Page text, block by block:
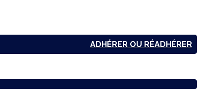
ADHÉRER OU RÉADHÉRER